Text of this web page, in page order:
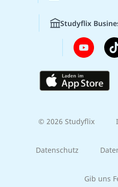
Studyflix
© 2026 Studyflix
Datenschutz
Gib uns